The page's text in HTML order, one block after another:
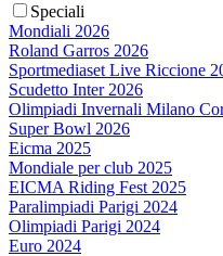
Speciali
Mondiali 2026
Roland Garros 2026
Sportmediaset Live Riccione
Scudetto Inter 2026
Olimpiadi Invernali Milano
Super Bowl 2026
Eicma 2025
Mondiale per club 2025
EICMA Riding Fest 2025
Paralimpiadi Parigi 2024
Olimpiadi Parigi 2024
Euro 2024